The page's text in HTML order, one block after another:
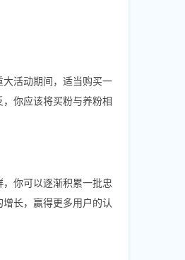
活动期间，适当购买一
你应该将买粉与养粉相
你可以逐渐积累一批忠
长，赢得更多用户的认